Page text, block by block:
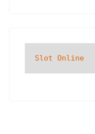
Slot Online